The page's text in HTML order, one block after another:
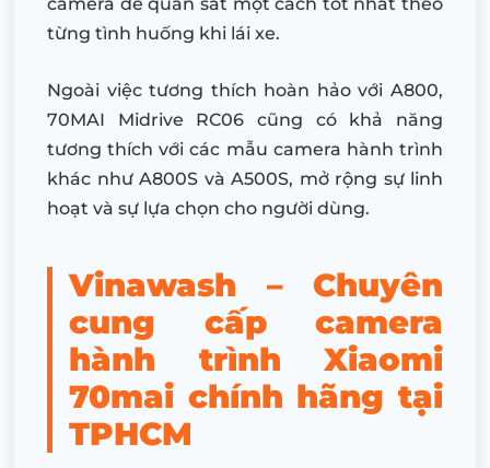
từng tình huống khi lái xe.
Ngoài việc tương thích hoàn hảo với A800,
70MAI Midrive RC06 cũng có khả năng
tương thích với các mẫu camera hành trình
khác như A800S và A500S, mở rộng sự linh
hoạt và sự lựa chọn cho người dùng.
Vinawash – Chuyên
cung cấp camera
hành trình Xiaomi
70mai chính hãng tại
TPHCM